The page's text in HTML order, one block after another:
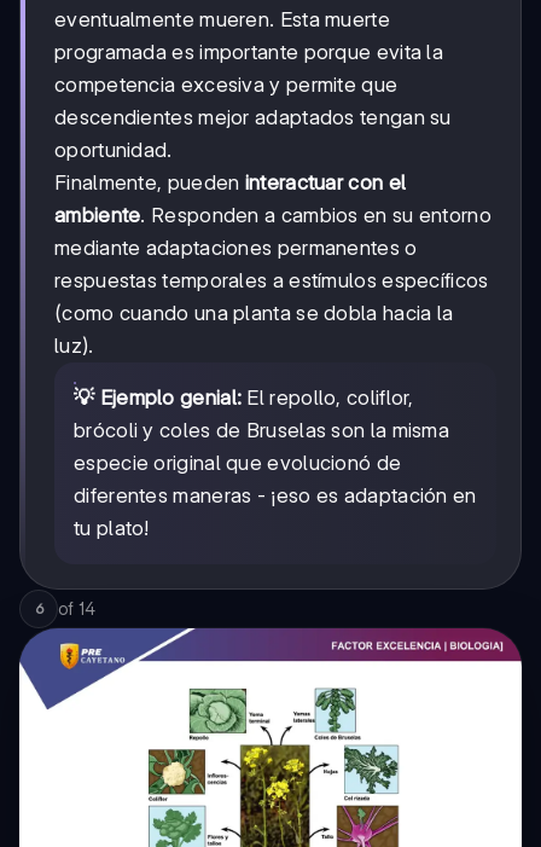
eventualmente mueren. Esta muerte
programada es importante porque evita la
competencia excesiva y permite que
descendientes mejor adaptados tengan su
oportunidad.
Finalmente, pueden interactuar con el
ambiente. Responden a cambios en su entorno
mediante adaptaciones permanentes o
respuestas temporales a estímulos específicos
(como cuando una planta se dobla hacia la
luz).
💡 Ejemplo genial: El repollo, coliflor,
brócoli y coles de Bruselas son la misma
especie original que evolucionó de
diferentes maneras - ¡eso es adaptación en
tu plato!
6 of 14